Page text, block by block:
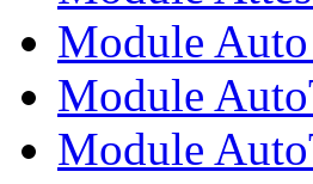
Module Auto
Module
Module